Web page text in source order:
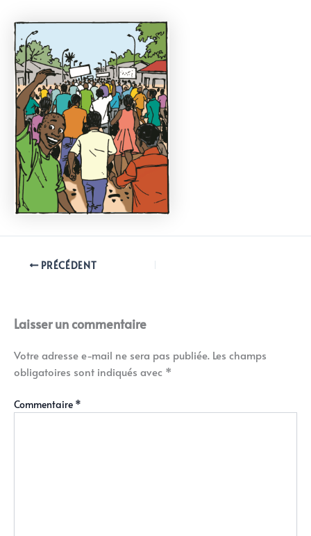
PRÉCÉDENT
Laisser un commentaire
Votre adresse e-mail ne sera pas publiée. Les champs
obligatoires sont indiqués avec *
Commentaire *